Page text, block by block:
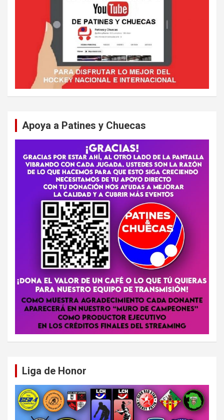
Apoya a Patines y Chuecas
Liga de Honor